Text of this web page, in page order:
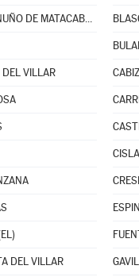
BLASCONUÑO DE MATACABRAS
DEL VILLAR
CISLA
DEL VILLAR